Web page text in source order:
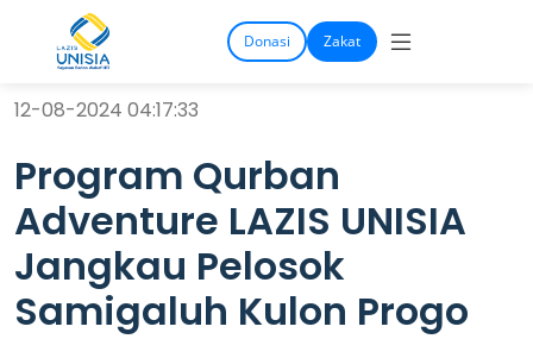
Donasi Zakat
12-08-2024 04:17:33
Program Qurban
Adventure LAZIS UNISIA
Jangkau Pelosok
Samigaluh Kulon Progo